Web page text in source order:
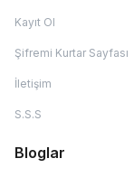
Kayıt Ol
Şifremi Kurtar Sayfası
İletişim
S.S.S
Bloglar